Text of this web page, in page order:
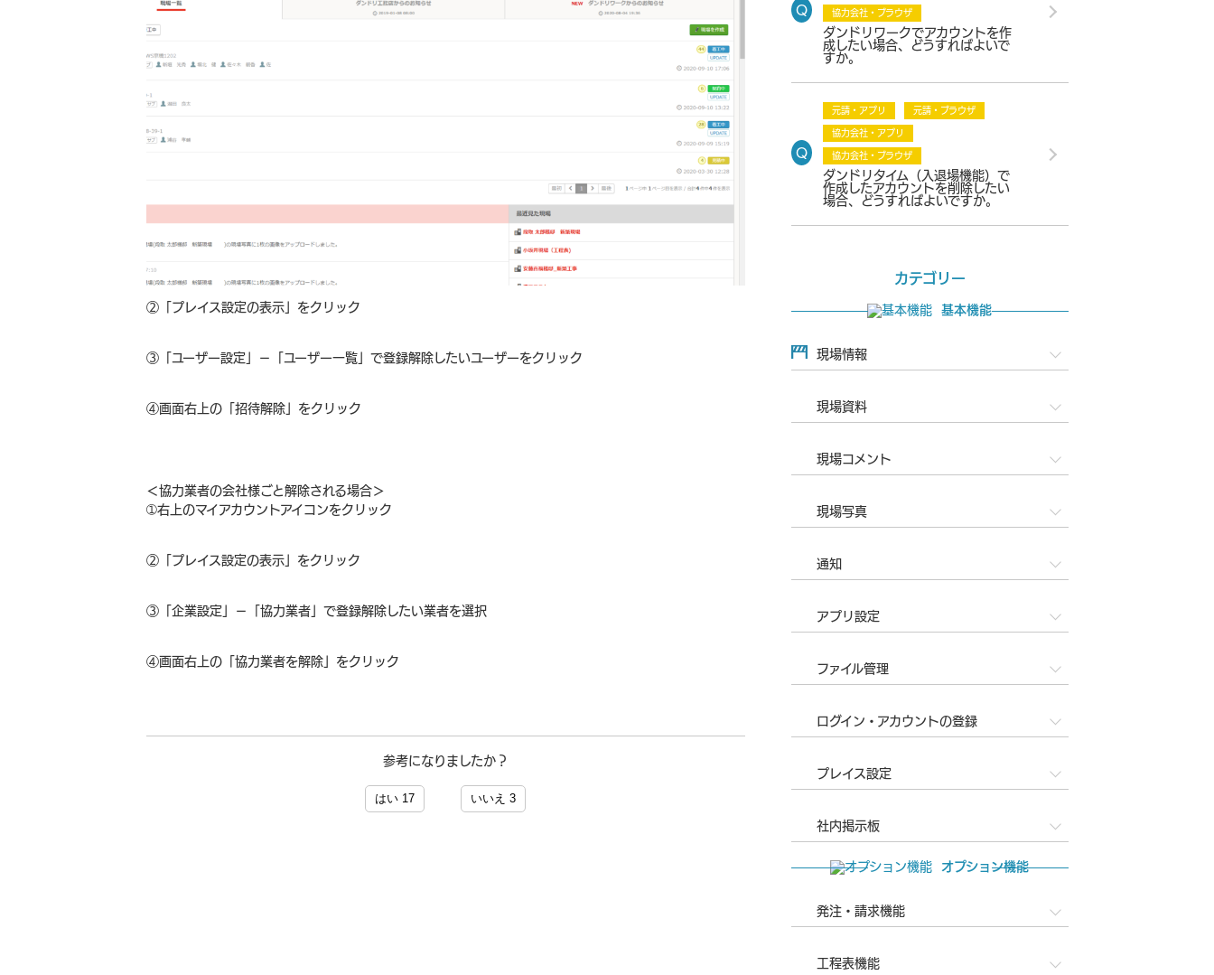
②「プレイス設定の表示」をクリック
③「ユーザー設定」－「ユーザー一覧」で登録解除したいユーザーをクリック
④画面右上の「招待解除」をクリック
＜協力業者の会社様ごと解除される場合＞
➀右上のマイアカウントアイコンをクリック
②「プレイス設定の表示」をクリック
③「企業設定」－「協力業者」で登録解除したい業者を選択
④画面右上の「協力業者を解除」をクリック
参考になりましたか？
はい 17 いいえ3
協力会社・ブラウザ
ダンドリワークでアカウントを作
成したい場合、どうすればよいで
すか。
元請・アプリ 元請・ブラウザ
協力会社・アプリ
協力会社・ブラウザ
ダンドリタイム（入退場機能）で
作成したアカウントを削除したい
場合、どうすればよいですか。
カテゴリー
基本機能
現場情報
現場資料
現場コメント
現場写真
通知
アプリ設定
ファイル管理
ログイン・アカウントの登録
プレイス設定
社内掲示板
オプション機能
発注・請求機能
工程表機能